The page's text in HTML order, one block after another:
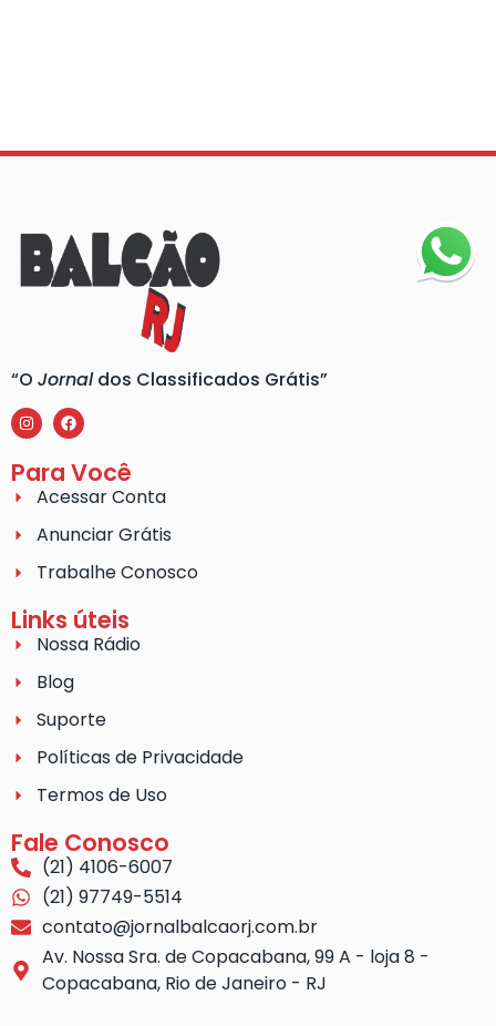
“O Jornaldos Classificados Grátis”
Para Você
Acessar Conta
Anunciar Grátis
Trabalhe Conosco
Links úteis
Nossa Rádio
Blog
Suporte
Políticas de Privacidade
Termos de Uso
Fale Conosco
(21) 4106-6007
(21) 97749-5514
contato@jornalbalcaorj.com.br
Av. Nossa Sra. de Copacabana, 99 A - loja 8 -
Copacabana, Rio de Janeiro - RJ